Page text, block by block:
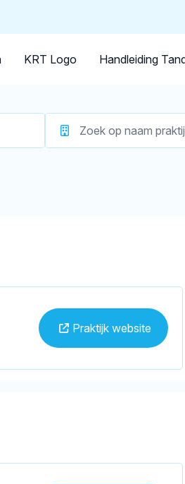
KRT Logo Handleiding
Praktijk website